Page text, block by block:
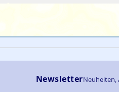
NewsletterNeuheiten,